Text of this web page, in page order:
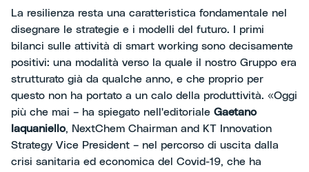
La resilienza resta una caratteristica fondamentale nel
disegnare le strategie e i modelli del futuro. I primi
bilanci sulle attività di smart working sono decisamente
positivi: una modalità verso la quale il nostro Gruppo era
strutturato già da qualche anno, e che proprio per
questo non ha portato a un calo della produttività. «Oggi
più che mai – ha spiegato nell'editoriale Gaetano
Iaquaniello, NextChem Chairman and KT Innovation
Strategy Vice President – nel percorso di uscita dalla
crisi sanitaria ed economica del Covid-19, che ha